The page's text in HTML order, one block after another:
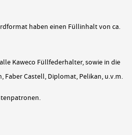
haben einen Füllinhalt von ca.
Kaweco Füllfederhalter, sowie in die
Castell, Diplomat, Pelikan, u.v.m.